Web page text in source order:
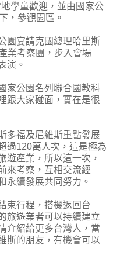
學童歡迎，並由國家公
，參觀園區。
園宴請克國總理哈里斯
業考察團，步入會場
演。
家公園名列聯合國教科
跟大家碰面，實在是很
多福及尼維斯重點發展
過120萬人次，這是極為
遊產業，所以這一次，
來考察，互相交流經
永續發展共同努力。
束行程，搭機返回台
旅遊業者可以持續建立
介紹給更多台灣人，當
斯的朋友，有機會可以